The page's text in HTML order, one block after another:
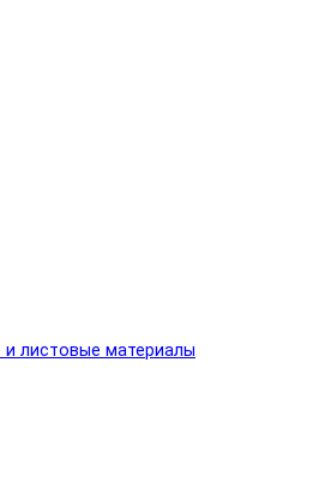
и листовые материалы